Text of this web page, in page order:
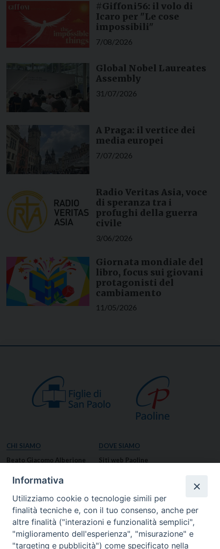
#Giffoni56: il volo di
Icaro per "Le cose
impossibili"
7/08/2026
Global Nobel Laureates
Assembly
31/07/2026
A Praga: il vertice dei
media europei
7/07/2026
Radio Veritas Asia, voce
di speranza tra i
profughi della guerra
civile
3/06/2026
Giornata mondiale del
libro, focus sui giovani
protagonisti del
cambiamento
11/05/2026
CHI SIAMO
Beato Giacomo Alberione
Missione Paolina
Luoghi delle Origini
Governo Generale
Famiglia Paolina
DOVE SIAMO
Siti web Paoline
Notizie dal governo generale
Notizie in breve
RISORSE
Preghiere
Informativa
Utilizziamo cookie o tecnologie simili per
finalità tecniche e, con il tuo consenso, anche per
altre finalità ("interazioni e funzionalità semplici",
"miglioramento dell'esperienza", "misurazione" e
"targeting e pubblicità") come specificato nella